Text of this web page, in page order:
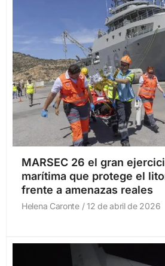
MARSEC 26 el gran
marítima que protege el
frente a amenazas reales
Helena Caronte 12 de abril de 2026